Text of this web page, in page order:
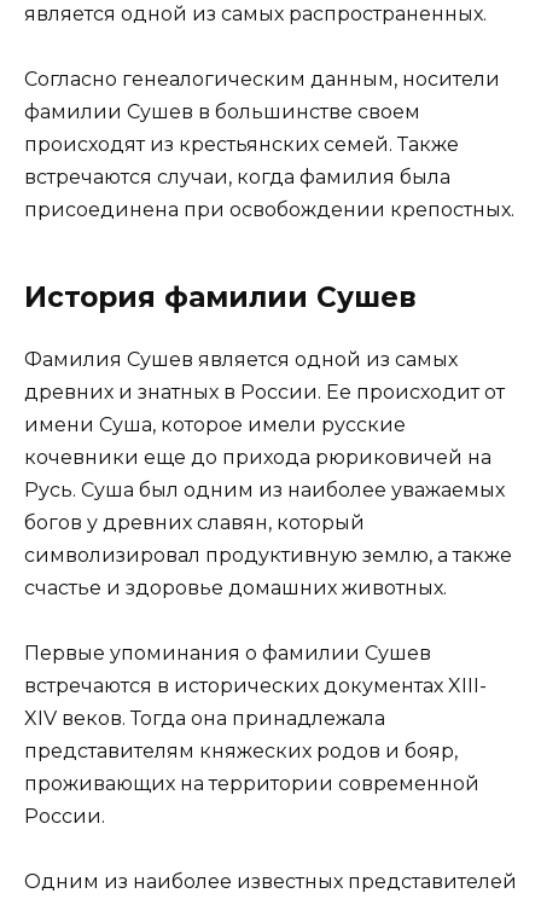
является одной из самых распространенных.
Согласно генеалогическим данным, носители
фамилии Сушев в большинстве своем
происходят из крестьянских семей. Также
встречаются случаи, когда фамилия была
присоединена при освобождении крепостных.
История фамилии Сушев
Фамилия Сушев является одной из самых
древних и знатных в России. Ее происходит от
имени Суша, которое имели русские
кочевники еще до прихода рюриковичей на
Русь. Суша был одним из наиболее уважаемых
богов у древних славян, который
символизировал продуктивную землю, а также
счастье и здоровье домашних животных.
Первые упоминания о фамилии Сушев
встречаются в исторических документах XIII-
XIV веков. Тогда она принадлежала
представителям княжеских родов и бояр,
проживающих на территории современной
России.
Одним из наиболее известных представителей